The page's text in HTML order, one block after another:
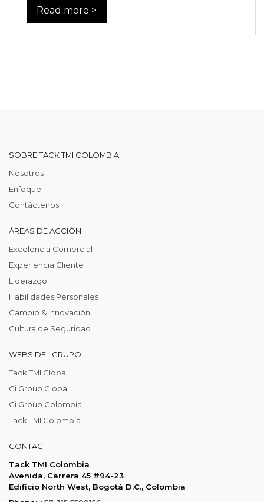
Read more >
SOBRE TACK TMI COLOMBIA
Nosotros
Enfoque
Contáctenos
ÁREAS DE ACCIÓN
Excelencia Comercial
Experiencia Cliente
Liderazgo
Habilidades Personales
Cambio & Innovación
Cultura de Seguridad
WEBS DEL GRUPO
Tack TMI Global
Gi Group Global
Gi Group Colombia
Tack TMI Colombia
CONTACT
Tack TMI Colombia
Avenida, Carrera 45 #94-23
Edificio North West, Bogotá D.C., Colombia